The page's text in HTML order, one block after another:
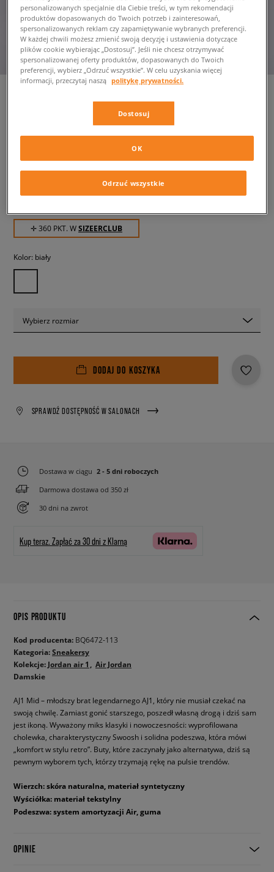
WMNS AIR JORDAN 1 MID
damskie, sneakersy
359,99 zł
(najniższa cena z 30 dni przed obniżką)
✛ 360 PKT. WSIZEERCLUB
Kolor: biały
Wybierz rozmiar
DODAJ DO KOSZYKA
SPRAWDŹ DOSTĘPNOŚĆ W SALONACH
Dostawa w ciągu 2 - 5 dni roboczych
Darmowa dostawa od 350 zł
30 dni na zwrot
Kup teraz. Zapłać za 30 dni z Klarną
OPIS PRODUKTU
Kod producenta: BQ6472-113
Kategoria:Sneakersy
Kolekcje: Jordan air 1
Air Jordan
Damskie
AJ1 Mid – młodszy brat legendarnego AJ1, który nie musiał czekać na
swoją chwilę. Zamiast gonić starszego, poszedł własną drogą i dziś sam
jest ikoną. Wyważony miks klasyki i nowoczesności: wyprofilowana
cholewka, charakterystyczny Swoosh i solidna podeszwa, która mówi
„komfort w stylu retro”. Buty, które zaczynały jako alternatywa, dziś są
pewnym wyborem tych, którzy trzymają rękę na pulsie trendów.
Wierzch: skóra naturalna, materiał syntetyczny
Wyściółka: materiał tekstylny
Podeszwa: system amortyzacji Air, guma
OPINIE
personalizowanych specjalnie dla Ciebie treści, w tym rekomendacji
produktów dopasowanych do Twoich potrzeb i zainteresowań,
spersonalizowanych reklam czy zapamiętywanie wybranych preferencji.
W każdej chwili możesz zmienić swoją decyzję i ustawienia dotyczące
plików cookie wybierając „Dostosuj”. Jeśli nie chcesz otrzymywać
spersonalizowanej oferty produktów, dopasowanych do Twoich
preferencji, wybierz „Odrzuć wszystkie”. W celu uzyskania więcej
informacji, przeczytaj naszą politykę prywatności.
Dostosuj
Odrzuć wszystkie
OK